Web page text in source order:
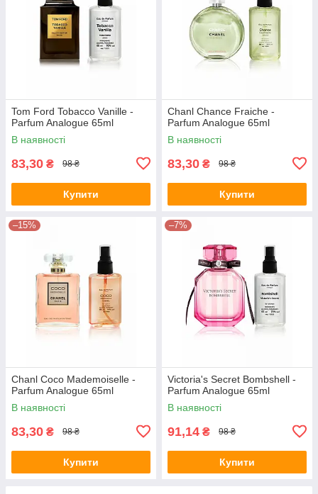
Tom Ford Tobacco Vanille -
Parfum Analogue 65ml
В наявності
83,30 ₴ 98 ₴
Купити
Chanl Chance Fraiche -
Parfum Analogue 65ml
В наявності
83,30 ₴ 98 ₴
Купити
–15%
Chanl Coco Mademoiselle -
Parfum Analogue 65ml
В наявності
83,30 ₴ 98 ₴
Купити
–7%
Victoria's Secret Bombshell -
Parfum Analogue 65ml
В наявності
91,14 ₴ 98 ₴
Купити